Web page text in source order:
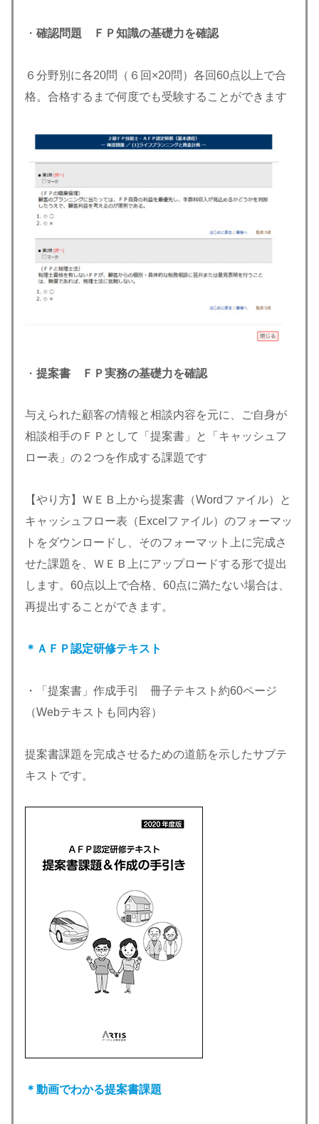
・ 確認問題 ＦＰ知識の基礎力を確認
６分野別に各20問（６回×20問）各回60点以上で合
格。合格するまで何度でも受験することができます
・ 提案書 ＦＰ実務の基礎力を確認
与えられた顧客の情報と相談内容を元に、ご自身が
相談相手のＦＰとして「提案書」と「キャッシュフ
ロー表」の２つを作成する課題です
【やり方】ＷＥＢ上から提案書（Wordファイル）と
キャッシュフロー表（Excelファイル）のフォーマッ
トをダウンロードし、そのフォーマット上に完成さ
せた課題を、ＷＥＢ上にアップロードする形で提出
します。60点以上で合格、60点に満たない場合は、
再提出することができます。
＊ＡＦＰ認定研修テキスト
・「提案書」作成手引 冊子テキスト約60ページ
（Webテキストも同内容）
提案書課題を完成させるための道筋を示したサブテ
キストです。
＊動画でわかる提案書課題